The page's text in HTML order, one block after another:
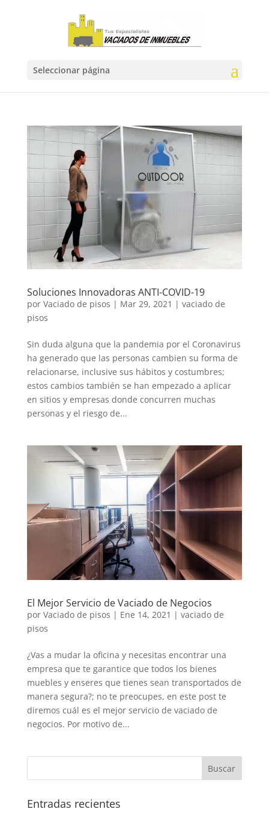
Seleccionar página
Soluciones Innovadoras ANTI-COVID-19
por Vaciado de pisos | Mar 29, 2021 | vaciado de
pisos
Sin duda alguna que la pandemia por el Coronavirus
ha generado que las personas cambien su forma de
relacionarse, inclusive sus hábitos y costumbres;
estos cambios también se han empezado a aplicar
en sitios y empresas donde concurren muchas
personas y el riesgo de...
El Mejor Servicio de Vaciado de Negocios
por Vaciado de pisos | Ene 14, 2021 | vaciado de
pisos
¿Vas a mudar la oficina y necesitas encontrar una
empresa que te garantice que todos los bienes
muebles y enseres que tienes sean transportados de
manera segura?; no te preocupes, en este post te
diremos cuál es el mejor servicio de vaciado de
negocios. Por motivo de...
Entradas recientes